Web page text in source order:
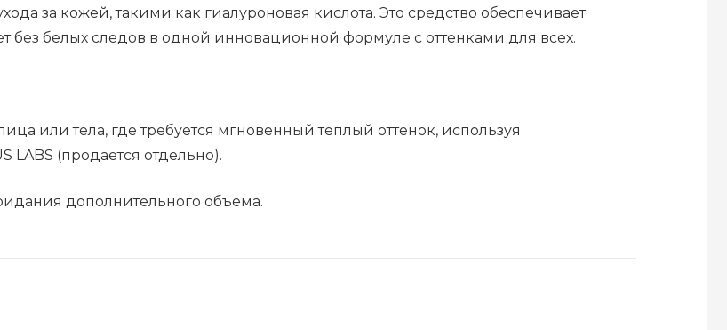
за кожей, такими как гиалуроновая кислота. Это средство обеспечивает
без белых следов в одной инновационной формуле с оттенками для всех.
или тела, где требуется мгновенный теплый оттенок, используя
(продается отдельно).
дополнительного объема.